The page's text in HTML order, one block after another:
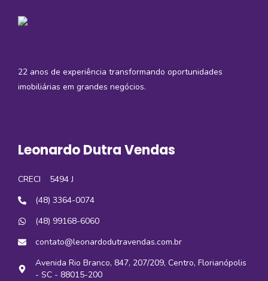
22 anos de experiência transformando oportunidades
imobiliárias em grandes negócios.
Leonardo Dutra Vendas
CRECI
5494 J
(48) 3364-0074
(48) 99168-6060
contato@leonardodutravendas.com.br
Avenida Rio Branco, 847, 207/209, Centro, Florianópolis
- SC - 88015-200